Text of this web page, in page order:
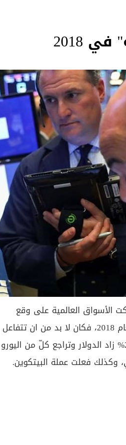
2018
العالمية على وقع
قرارات ترامب المفاجئة والعنيفة مند مطلع العام 2018، فكان لا بد من ان تتفاعل
الأسعار بالقوة نفسها. وفي حين زاد النفط 21% زاد الدولار وتراجع كلّ من اليورو
وكذلك فعلت عملة البيتكوين.